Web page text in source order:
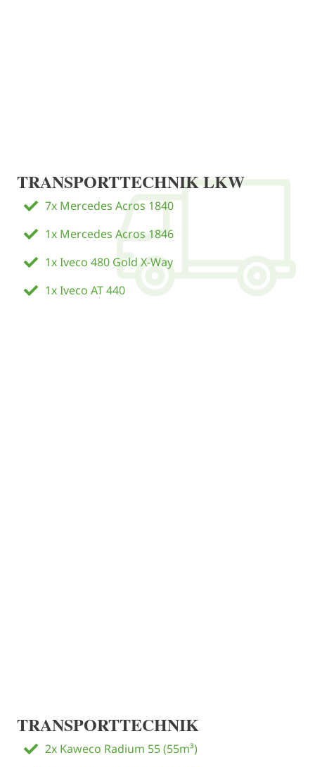
TRANSPORTTECHNIK LKW
7x Mercedes Acros 1840
1x Mercedes Acros 1846
1x Iveco 480 Gold X-Way
1x Iveco AT 440
TRANSPORTTECHNIK
2x Kaweco Radium 55 (55m³)